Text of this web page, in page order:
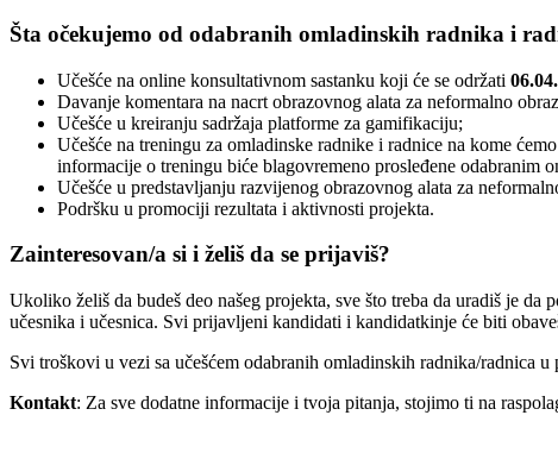
Šta očekujemo od odabranih omladinskih radnika i
Učešće na online konsultativnom sastanku koji će se održati
Davanje komentara na nacrt obrazovnog alata za neformalno
Učešće u kreiranju sadržaja platforme za gamifikaciju;
Učešće na treningu za omladinske radnike i radnice na kome
informacije o treningu biće blagovremeno prosleđene odabranim
Učešće u predstavljanju razvijenog obrazovnog alata za
Podršku u promociji rezultata i aktivnosti projekta.
Zainteresovan/a si i želiš da se prijaviš?
Ukoliko želiš da budeš deo našeg projekta, sve što treba da uradiš je da
učesnika i učesnica. Svi prijavljeni kandidati i kandidatkinje će biti
Svi troškovi u vezi sa učešćem odabranih omladinskih radnika/radnica
Kontakt: Za sve dodatne informacije i tvoja pitanja, stojimo ti na